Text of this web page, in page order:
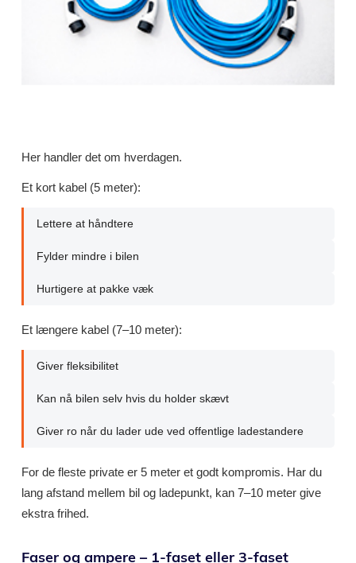
Her handler det om hverdagen.
Et kort kabel (5 meter):
Lettere at håndtere
Fylder mindre i bilen
Hurtigere at pakke væk
Et længere kabel (7–10 meter):
Giver fleksibilitet
Kan nå bilen selv hvis du holder skævt
Giver ro når du lader ude ved offentlige ladestandere
For de fleste private er 5 meter et godt kompromis. Har du
lang afstand mellem bil og ladepunkt, kan 7–10 meter give
ekstra frihed.
Faser og ampere – 1-faset eller 3-faset